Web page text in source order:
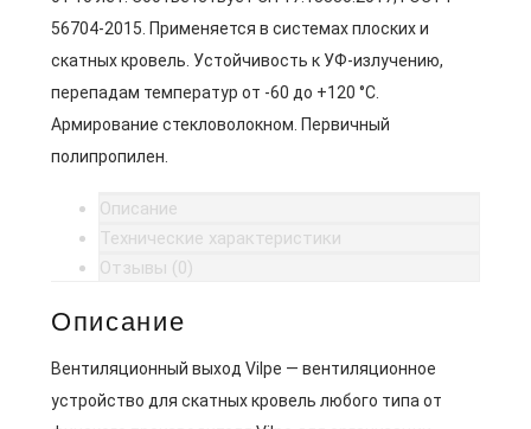
56704-2015. Применяется в системах плоских и
скатных кровель. Устойчивость к УФ-излучению,
перепадам температур от -60 до +120 °C.
Армирование стекловолокном. Первичный
полипропилен.
Описание
Технические характеристики
Отзывы (0)
Описание
Вентиляционный выход Vilpe — вентиляционное
устройство для скатных кровель любого типа от